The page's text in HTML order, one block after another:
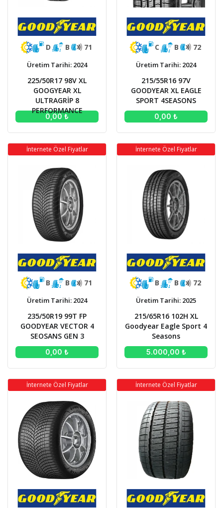
D B 71
Üretim Tarihi: 2024
225/50R17 98V XL
GOOGYEAR XL
ULTRAGRİP 8
PERFORMANCE
0,00 ₺
C B 72
Üretim Tarihi: 2024
215/55R16 97V
GOODYEAR XL EAGLE
SPORT 4SEASONS
0,00 ₺
İnternete Özel Fiyatlar
B B 71
Üretim Tarihi: 2024
235/50R19 99T FP
GOODYEAR VECTOR 4
SEOSANS GEN 3
0,00 ₺
İnternete Özel Fiyatlar
B B 72
Üretim Tarihi: 2025
215/65R16 102H XL
Goodyear Eagle Sport 4
Seasons
5.000,00 ₺
İnternete Özel Fiyatlar İnternete Özel Fiyatlar